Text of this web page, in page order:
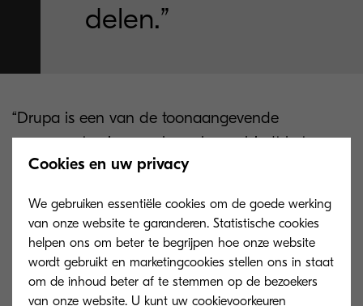
delen.”
“Drupa is een van de toonaangevende
evenementen in onze branche en biedt het
perfecte platform voor ons om onze visie op
president van Kyocera Document Solutions
Europe, uit. “De TASKalfa Pro 15000c heeft een
revolutie teweeggebracht in de markt met zijn
unieke positionering, en nu is de TASKalfa Pro
Cookies en uw privacy
We gebruiken essentiële cookies om de goede werking
van onze website te garanderen. Statistische cookies
helpen ons om beter te begrijpen hoe onze website
wordt gebruikt en marketingcookies stellen ons in staat
om de inhoud beter af te stemmen op de bezoekers
van onze website. U kunt uw cookievoorkeuren